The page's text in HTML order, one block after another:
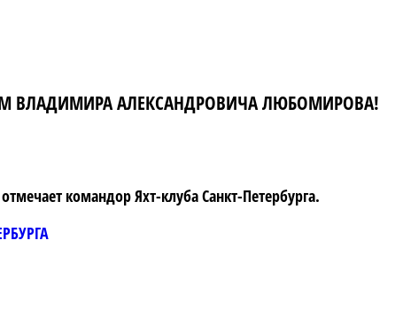
ВЛАДИМИРА АЛЕКСАНДРОВИЧА ЛЮБОМИРОВА!
командор Яхт-клуба Санкт-Петербурга.